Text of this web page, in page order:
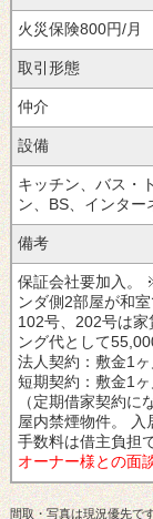
火災保険800円/月
取引形態
仲介
設備
キッチン、バス・
ン、BS、インタ
備考
保証会社要加入。
ンダ側2部屋が和室
102号、202号は家
ング代として
法人契約：敷金1
短期契約：敷金1
（定期借家契約に
屋内禁煙物件。
入
手数料は借主負担
オーナー様との面
間取・写真は現況優先で